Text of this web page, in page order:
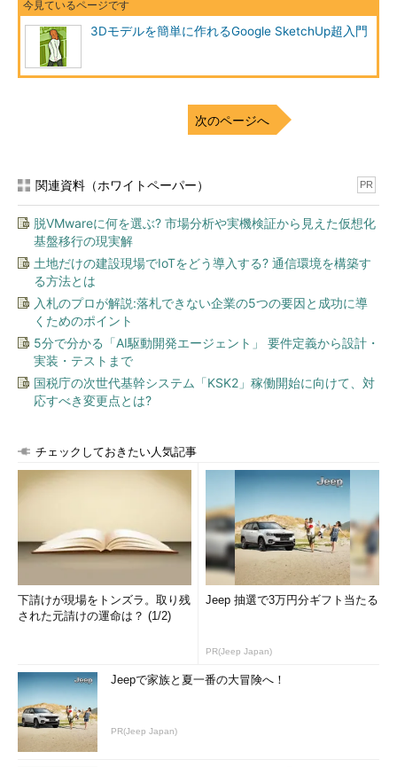
3Dモデルを簡単に作れるGoogle SketchUp超入門
次のページへ
関連資料（ホワイトペーパー） PR
脱VMwareに何を選ぶ? 市場分析や実機検証から見えた仮想化
基盤移行の現実解
土地だけの建設現場でIoTをどう導入する? 通信環境を構築す
る方法とは
入札のプロが解説:落札できない企業の5つの要因と成功に導
くためのポイント
5分で分かる「AI駆動開発エージェント」 要件定義から設計・
実装・テストまで
国税庁の次世代基幹システム「KSK2」稼働開始に向けて、対
応すべき変更点とは?
チェックしておきたい人気記事
下請けが現場をトンズラ。取り残
された元請けの運命は？ (1/2)
Jeep 抽選で3万円分ギフト当たる
PR(Jeep Japan)
Jeepで家族と夏一番の大冒険へ！
PR(Jeep Japan)